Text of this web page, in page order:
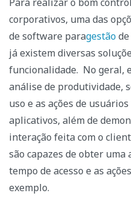
corporativos, uma das
de software paragestão
já existem diversas
funcionalidade. No geral,
análise de produtividade,
uso e as ações de
aplicativos, além de
interação feita com o
são capazes de obter
tempo de acesso e as
exemplo.